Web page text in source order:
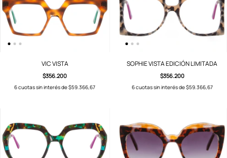
VIC VISTA
$356.200
6cuotas sin interés de$59.366,67
SOPHIE VISTA EDICIÓN LIMITADA
$356.200
6cuotas sin interés de$59.366,67